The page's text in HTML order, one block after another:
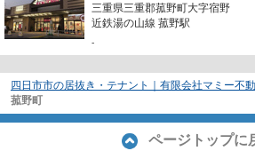
三重県三重郡菰野町大字宿野
近鉄湯の山線 菰野駅
-
四日市市の居抜き・テナント｜有限会社マミー不
菰野町
ページトップに